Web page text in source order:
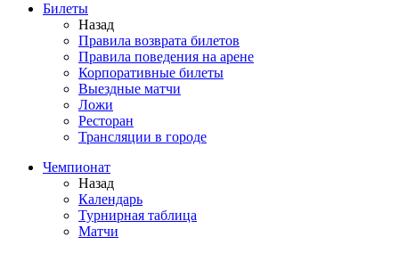
Билеты
Назад
Правила возврата билетов
Правила поведения на арене
Корпоративные билеты
Выездные матчи
Ложи
Ресторан
Трансляции в городе
Чемпионат
Назад
Календарь
Турнирная таблица
Матчи